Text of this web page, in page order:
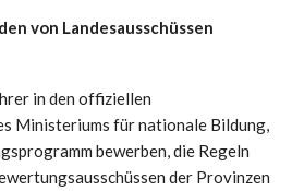
von Landesausschüssen
in den offiziellen
Ministeriums für nationale Bildung,
bewerben, die Regeln
der Provinzen